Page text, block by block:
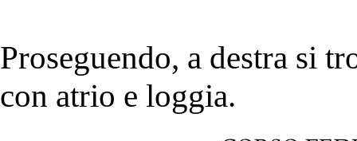
Proseguendo, a destra si
con atrio e loggia.